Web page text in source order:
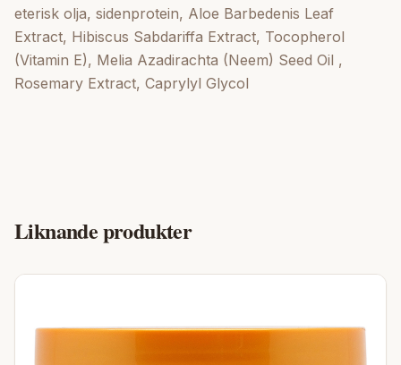
eterisk olja, sidenprotein, Aloe Barbedenis Leaf
Extract, Hibiscus Sabdariffa Extract, Tocopherol
(Vitamin E), Melia Azadirachta (Neem) Seed Oil ,
Rosemary Extract, Caprylyl Glycol
Liknande produkter